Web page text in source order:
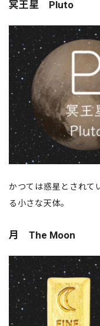
冥王星 Pluto
かつては惑星とされて
る小さな天体。
月 The Moon